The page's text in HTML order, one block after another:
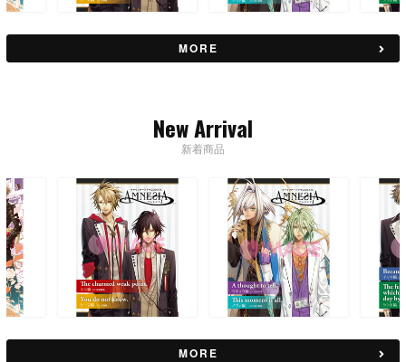
MORE
New Arrival
新着商品
MORE